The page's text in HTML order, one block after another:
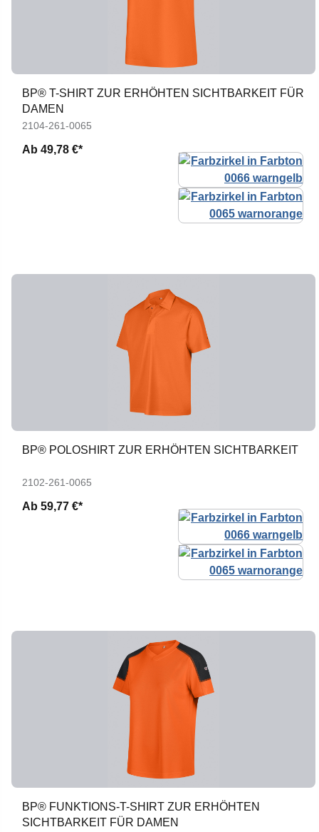
BP® T-SHIRT ZUR ERHÖHTEN SICHTBARKEIT FÜR
DAMEN
2104-261-0065
Ab 49,78 €*
BP® POLOSHIRT ZUR ERHÖHTEN SICHTBARKEIT
2102-261-0065
Ab 59,77 €*
BP® FUNKTIONS-T-SHIRT ZUR ERHÖHTEN
SICHTBARKEIT FÜR DAMEN